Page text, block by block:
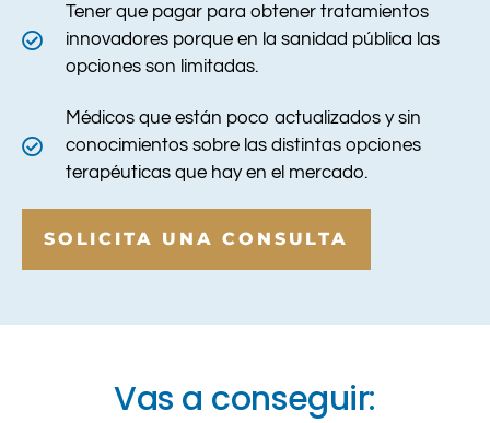
Tener que pagar para obtener tratamientos
innovadores porque en la sanidad pública las
opciones son limitadas.
Médicos que están poco actualizados y sin
conocimientos sobre las distintas opciones
terapéuticas que hay en el mercado.
SOLICITA UNA CONSULTA
Vas a conseguir: